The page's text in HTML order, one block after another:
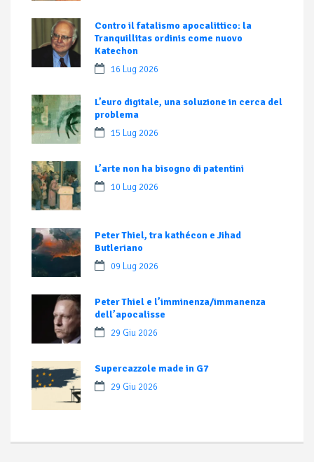
Contro il fatalismo apocalittico: la
Tranquillitas ordinis come nuovo
Katechon
16 Lug 2026
L’euro digitale, una soluzione in cerca del
problema
15 Lug 2026
L’arte non ha bisogno di patentini
10 Lug 2026
Peter Thiel, tra kathécon e Jihad
Butleriano
09 Lug 2026
Peter Thiel e l’imminenza/immanenza
dell’apocalisse
29 Giu 2026
Supercazzole made in G7
29 Giu 2026